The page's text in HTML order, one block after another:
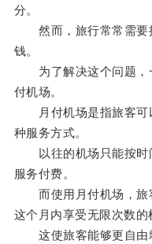
分。
然而，旅行常常需要
钱。
为了解决这个问题，
付机场。
月付机场是指旅客可
种服务方式。
以往的机场只能按时
服务付费。
而使用月付机场，旅
这个月内享受无限次数的
这使旅客能够更自由